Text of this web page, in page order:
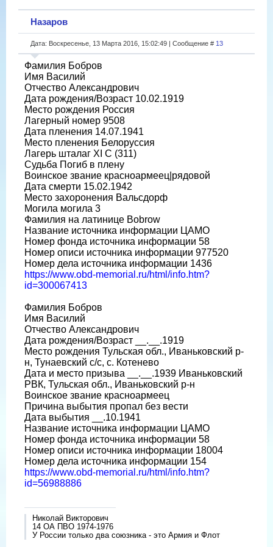
Назаров
Дата: Воскресенье, 13 Марта 2016, 15:02:49 | Сообщение # 13
Фамилия Бобров
Имя Василий
Отчество Александрович
Дата рождения/Возраст 10.02.1919
Место рождения Россия
Лагерный номер 9508
Дата пленения 14.07.1941
Место пленения Белоруссия
Лагерь шталаг XI C (311)
Судьба Погиб в плену
Воинское звание красноармеец|рядовой
Дата смерти 15.02.1942
Место захоронения Вальсдорф
Могила могила 3
Фамилия на латинице Bobrow
Название источника информации ЦАМО
Номер фонда источника информации 58
Номер описи источника информации 977520
Номер дела источника информации 1436
https://www.obd-memorial.ru/html/info.htm?
id=300067413
Фамилия Бобров
Имя Василий
Отчество Александрович
Дата рождения/Возраст __.__.1919
Место рождения Тульская обл., Иваньковский р-
н, Тунаевский с/с, с. Котенево
Дата и место призыва __.__.1939 Иваньковский
РВК, Тульская обл., Иваньковский р-н
Воинское звание красноармеец
Причина выбытия пропал без вести
Дата выбытия __.10.1941
Название источника информации ЦАМО
Номер фонда источника информации 58
Номер описи источника информации 18004
Номер дела источника информации 154
https://www.obd-memorial.ru/html/info.htm?
id=56988886
Николай Викторович
14 ОА ПВО 1974-1976
У России только два союзника - это Армия и Флот